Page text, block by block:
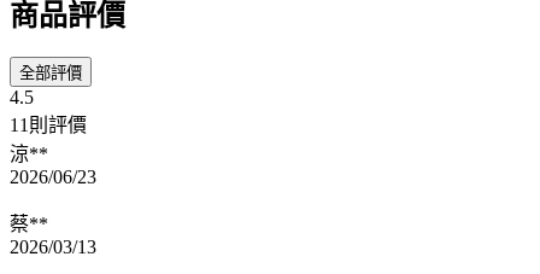
商品評價
全部評價
4.5
11則評價
涼**
2026/06/23
蔡**
2026/03/13